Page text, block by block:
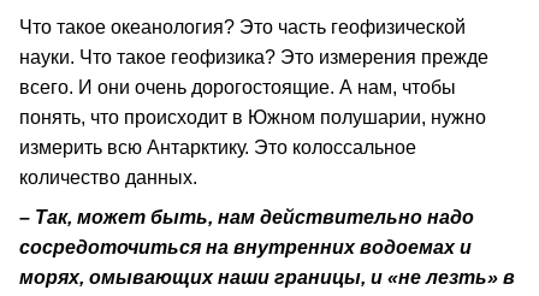
Что такое океанология? Это часть геофизической
науки. Что такое геофизика? Это измерения прежде
всего. И они очень дорогостоящие. А нам, чтобы
понять, что происходит в Южном полушарии, нужно
измерить всю Антарктику. Это колоссальное
количество данных.
– Так, может быть, нам действительно надо
сосредоточиться на внутренних водоемах и
морях, омывающих наши границы, и «не лезть» в